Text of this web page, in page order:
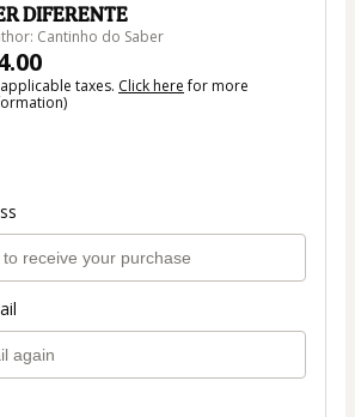
DIFERENTE
Cantinho do Saber
taxes. Click herefor more